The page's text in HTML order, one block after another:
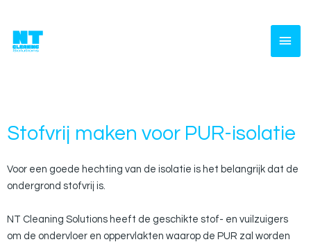
Stofvrij maken voor PUR-isolatie
Voor een goede hechting van de isolatie is het belangrijk dat de
ondergrond stofvrij is.
NT Cleaning Solutions heeft de geschikte stof- en vuilzuigers
om de ondervloer en oppervlakten waarop de PUR zal worden